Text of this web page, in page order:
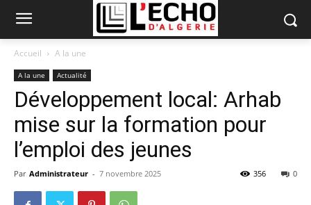
Accueil A la une
A la une Actualité
Développement local: Arhab
mise sur la formation pour
l’emploi des jeunes
Par Administrateur - 7 novembre 2025 0
356